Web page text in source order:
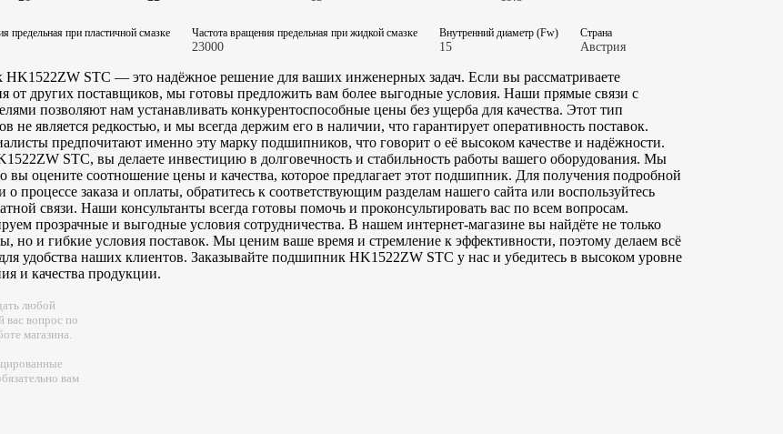
предельная при пластичной смазке Частота вращения предельная при жидкой смазке
23000
Внутренний диаметр (Fw)
15
Страна
Австрия
STC — это надёжное решение для ваших инженерных задач. Если вы рассматриваете
от других поставщиков, мы готовы предложить вам более выгодные условия. Наши прямые связи с
позволяют нам устанавливать конкурентоспособные цены без ущерба для качества. Этот тип
не является редкостью, и мы всегда держим его в наличии, что гарантирует оперативность поставок.
предпочитают именно эту марку подшипников, что говорит о её высоком качестве и надёжности.
STC, вы делаете инвестицию в долговечность и стабильность работы вашего оборудования. Мы
вы оцените соотношение цены и качества, которое предлагает этот подшипник. Для получения подробной
процессе заказа и оплаты, обратитесь к соответствующим разделам нашего сайта или воспользуйтесь
связи. Наши консультанты всегда готовы помочь и проконсультировать вас по всем вопросам.
прозрачные и выгодные условия сотрудничества. В нашем интернет-магазине вы найдёте не только
но и гибкие условия поставок. Мы ценим ваше время и стремление к эффективности, поэтому делаем всё
удобства наших клиентов. Заказывайте подшипник HK1522ZW STC у нас и убедитесь в высоком уровне
и качества продукции.
любой
вас вопрос по
магазина.
вам